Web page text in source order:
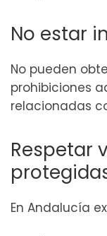
No estar
No pueden
prohibiciones
relacionadas
Respetar
En Andalucía